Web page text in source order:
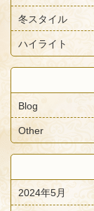
冬スタイル
ハイライト
Blog
Other
2024年5月